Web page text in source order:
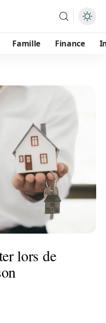
Famille Finance
lors de